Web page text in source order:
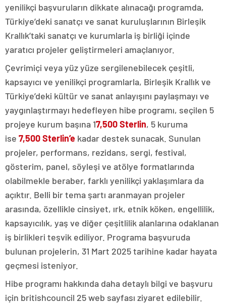
yenilikçi başvuruların dikkate alınacağı programda,
Türkiye’deki sanatçı ve sanat kuruluşlarının Birleşik
Krallık’taki sanatçı ve kurumlarla iş birliği içinde
yaratıcı projeler geliştirmeleri amaçlanıyor.
Çevrimiçi veya yüz yüze sergilenebilecek çeşitli,
kapsayıcı ve yenilikçi programlarla, Birleşik Krallık ve
Türkiye’deki kültür ve sanat anlayışını paylaşmayı ve
yaygınlaştırmayı hedefleyen hibe programı, seçilen 5
projeye kurum başına 17,500 Sterlin, 5 kuruma
ise 7,500 Sterlin’e kadar destek sunacak. Sunulan
projeler, performans, rezidans, sergi, festival,
gösterim, panel, söyleşi ve atölye formatlarında
olabilmekle beraber, farklı yenilikçi yaklaşımlara da
açıktır. Belli bir tema şartı aranmayan projeler
arasında, özellikle cinsiyet, ırk, etnik köken, engellilik,
kapsayıcılık, yaş ve diğer çeşitlilik alanlarına odaklanan
iş birlikleri teşvik ediliyor. Programa başvuruda
bulunan projelerin, 31 Mart 2025 tarihine kadar hayata
geçmesi isteniyor.
Hibe programı hakkında daha detaylı bilgi ve başvuru
için britishcouncil 25 web sayfası ziyaret edilebilir.